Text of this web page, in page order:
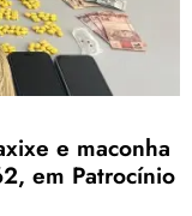
e maconha
em Patrocínio